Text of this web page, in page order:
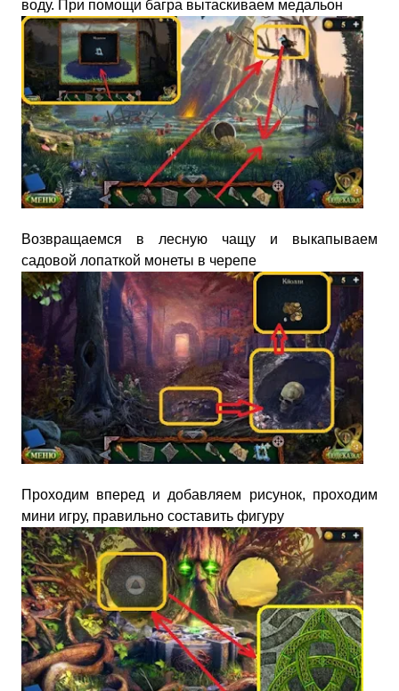
воду. При помощи багра вытаскиваем медальон
Возвращаемся в лесную чащу и выкапываем
садовой лопаткой монеты в черепе
Проходим вперед и добавляем рисунок, проходим
мини игру, правильно составить фигуру